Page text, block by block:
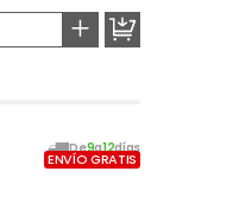
+
De9a12días
ENVÍO GRATIS